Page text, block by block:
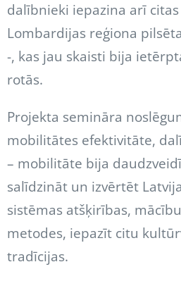
dalībnieki iepazina arī
Lombardijas reģiona
-, kas jau skaisti bija
rotās.
Projekta semināra
mobilitātes efektivitāte,
– mobilitāte bija
salīdzināt un izvērtēt
sistēmas atšķirības,
metodes, iepazīt citu
tradīcijas.